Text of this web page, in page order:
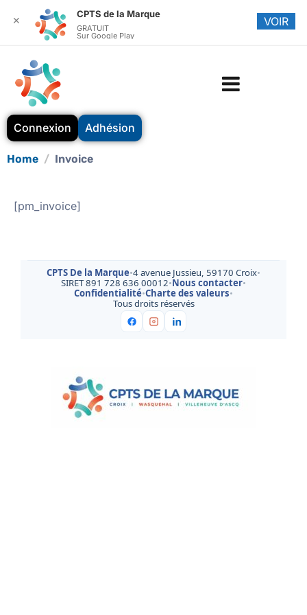
Connexion Adhésion
Home Invoice
[pm_invoice]
CPTS De la Marque•4 avenue Jussieu, 59170 Croix•
SIRET 891 728 636 00012•Nous contacter•
Confidentialité•Charte des valeurs•
Tous droits réservés
✕
CPTS de la Marque
GRATUIT
Sur Google Play
VOIR